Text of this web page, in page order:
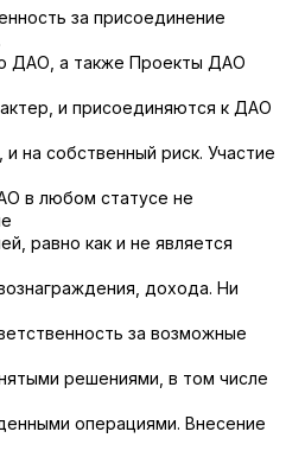
за присоединение
ДАО, а также Проекты ДАО
и присоединяются к ДАО
на собственный риск. Участие
в любом статусе не
равно как и не является
дохода. Ни
за возможные
решениями, в том числе
операциями. Внесение